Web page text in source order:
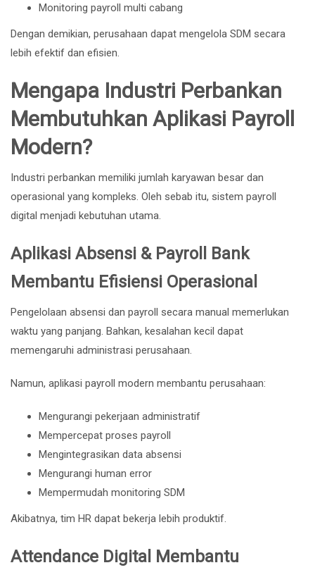
Monitoring payroll multi cabang
Dengan demikian, perusahaan dapat mengelola SDM secara
lebih efektif dan efisien.
Mengapa Industri Perbankan
Membutuhkan Aplikasi Payroll
Modern?
Industri perbankan memiliki jumlah karyawan besar dan
operasional yang kompleks. Oleh sebab itu, sistem payroll
digital menjadi kebutuhan utama.
Aplikasi Absensi & Payroll Bank
Membantu Efisiensi Operasional
Pengelolaan absensi dan payroll secara manual memerlukan
waktu yang panjang. Bahkan, kesalahan kecil dapat
memengaruhi administrasi perusahaan.
Namun, aplikasi payroll modern membantu perusahaan:
Mengurangi pekerjaan administratif
Mempercepat proses payroll
Mengintegrasikan data absensi
Mengurangi human error
Mempermudah monitoring SDM
Akibatnya, tim HR dapat bekerja lebih produktif.
Attendance Digital Membantu